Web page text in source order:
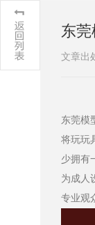
东
文章出
东莞模
将玩玩
少拥有
为成人
专业观